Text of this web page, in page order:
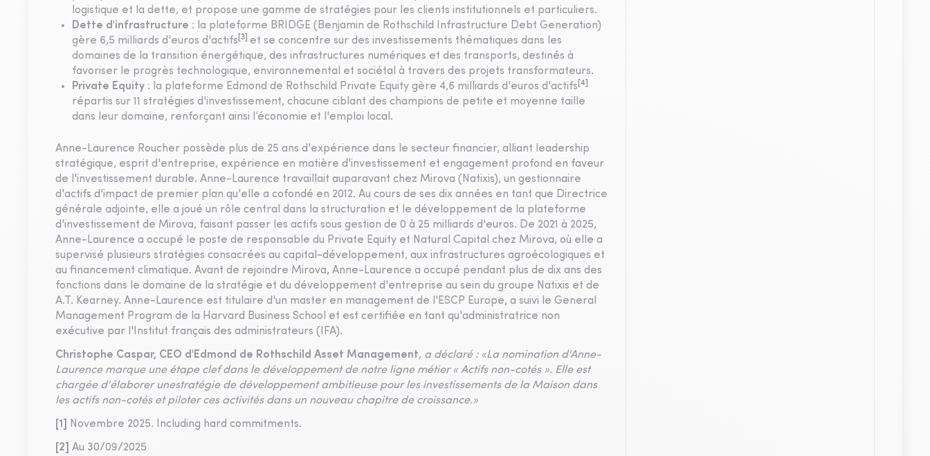
logistique et la dette, et propose une gamme de stratégies pour les clients institutionnels et particuliers.
Dette d'infrastructure : la plateforme BRIDGE (Benjamin de Rothschild Infrastructure Debt Generation)
gère 6,5 milliards d'euros d'actifs [3] et se concentre sur des investissements thématiques dans les
domaines de la transition énergétique, des infrastructures numériques et des transports, destinés à
favoriser le progrès technologique, environnemental et sociétal à travers des projets transformateurs.
Private Equity : la plateforme Edmond de Rothschild Private Equity gère 4,6 milliards d'euros d'actifs [4]
répartis sur 11 stratégies d'investissement, chacune ciblant des champions de petite et moyenne taille
dans leur domaine, renforçant ainsi l’économie et l'emploi local.
Anne-Laurence Roucher possède plus de 25 ans d'expérience dans le secteur financier, alliant leadership
stratégique, esprit d'entreprise, expérience en matière d'investissement et engagement profond en faveur
de l'investissement durable. Anne-Laurence travaillait auparavant chez Mirova (Natixis), un gestionnaire
d'actifs d'impact de premier plan qu'elle a cofondé en 2012. Au cours de ses dix années en tant que Directrice
générale adjointe, elle a joué un rôle central dans la structuration et le développement de la plateforme
d'investissement de Mirova, faisant passer les actifs sous gestion de 0 à 25 milliards d'euros. De 2021 à 2025,
Anne-Laurence a occupé le poste de responsable du Private Equity et Natural Capital chez Mirova, où elle a
supervisé plusieurs stratégies consacrées au capital-développement, aux infrastructures agroécologiques et
au financement climatique. Avant de rejoindre Mirova, Anne-Laurence a occupé pendant plus de dix ans des
fonctions dans le domaine de la stratégie et du développement d'entreprise au sein du groupe Natixis et de
A.T. Kearney. Anne-Laurence est titulaire d'un master en management de l'ESCP Europe, a suivi le General
Management Program de la Harvard Business School et est certifiée en tant qu'administratrice non
exécutive par l'Institut français des administrateurs (IFA).
Christophe Caspar, CEO d'Edmond de Rothschild Asset Management, a déclaré : «La nomination d'Anne-
Laurence marque une étape clef dans le développement de notre ligne métier « Actifs non-cotés ». Elle est
chargée d'élaborer unestratégie de développement ambitieuse pour les investissements de la Maison dans
les actifs non-cotés et piloter ces activités dans un nouveau chapitre de croissance.»
[1] Novembre 2025. Including hard commitments.
[2] Au 30/09/2025